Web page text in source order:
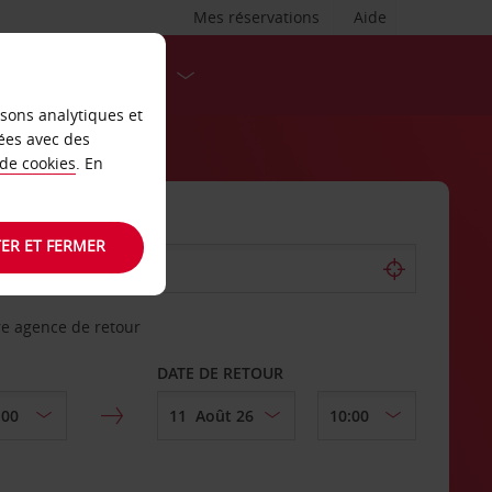
Aide
Mes réservations
agence de retour
DATE DE RETOUR
analytiques et
avec des
cookies. En
ET FERMER